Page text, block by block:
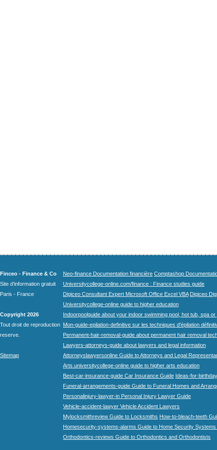
Finceo - Finance & Co
Site d'information gratuit
Paris - France
Copyright 2026
Tout droit de reproduction
reserve.
Sitemap
Neo-finance Documentation financière Comptashop
Universitycollege-online.com/finance : Finance studies guide
Digiceo Consultant Expert Microsoft Office Excel VBA Digiceo
Universitycollege-online guide to higher education
Indoorpoolguide about your indoor swimming pool, hot tub, spa
Mon-guide-epilation-definitive sur les techniques d'épilation
Permanent-hair-removal-guide about permanent hair removal
Lawyers-attorneys-guide about lawyers and legal information
Attorneyslawyersonline Guide to Attorneys and Legal
Arts.universitycollege-online guide to higher arts education
Best-car-insurance-guide Car Insurance Guide Ideas-for-
Funeral-arrangements-guide Guide to Funeral Homes and
Personalinjury-lawyer-in Personal Injury Lawyer Guide
Vehicle-accident-lawyer Vehicle Accident Lawyers
Mylocksmithreview Guide to Locksmiths How-to-bleach-teeth
Homesecurity-systems-alarms Guide to Home Security Systems
Orthodontics-reviews Guide to Orthodontics and Orthodontists